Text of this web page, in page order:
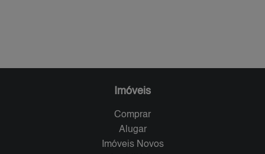
Imóveis
Comprar
Alugar
Imóveis Novos